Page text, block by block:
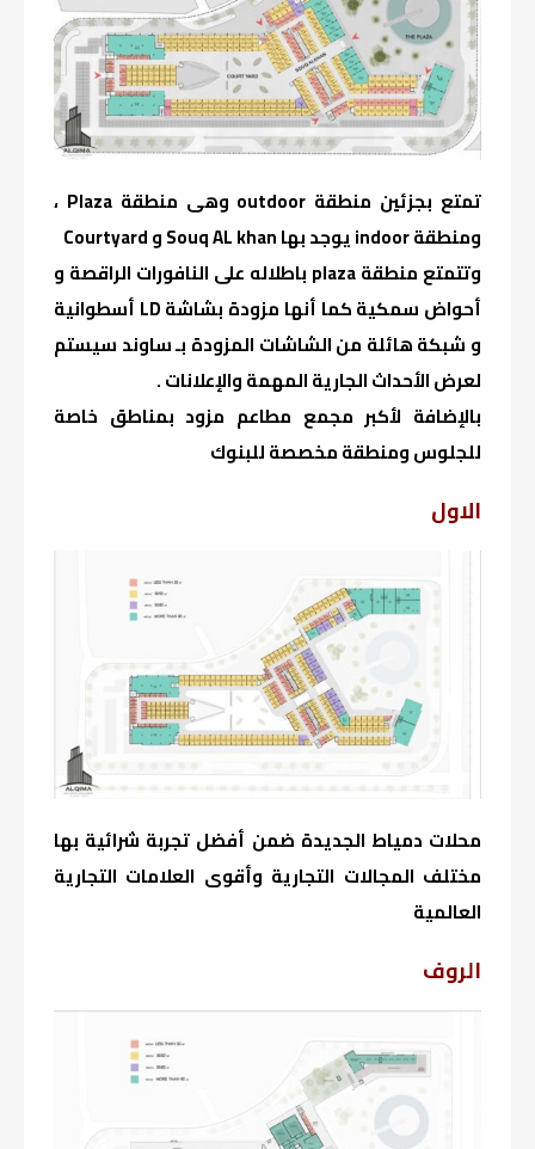
تمتع بجزئين منطقة outdoor وهى منطقة Plaza ،
ومنطقة indoor يوجد بها Souq AL khan و Courtyard
وتتمتع منطقة plaza باطلاله على النافورات الراقصة و
أحواض سمكية كما أنها مزودة بشاشة LD أسطوانية
و شبكة هائلة من الشاشات المزودة بـ ساوند سيستم
لعرض الأحداث الجارية المهمة والإعلانات .
بالإضافة لأكبر مجمع مطاعم مزود بمناطق خاصة
للجلوس ومنطقة مخصصة للبنوك
الاول
محلات دمياط الجديدة ضمن أفضل تجربة شرائية بها
مختلف المجالات التجارية وأقوى العلامات التجارية
العالمية
الروف